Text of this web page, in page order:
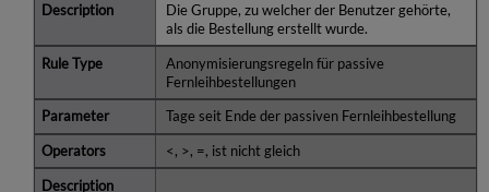
Die Gruppe, zu welcher der Benutzer gehörte,
als die Bestellung erstellt wurde.
Anonymisierungsregeln für passive
Fernleihbestellungen
Tage seit Ende der passiven Fernleihbestellung
<, >, =, ist nicht gleich